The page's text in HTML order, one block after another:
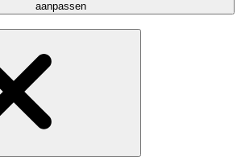
aanpassen